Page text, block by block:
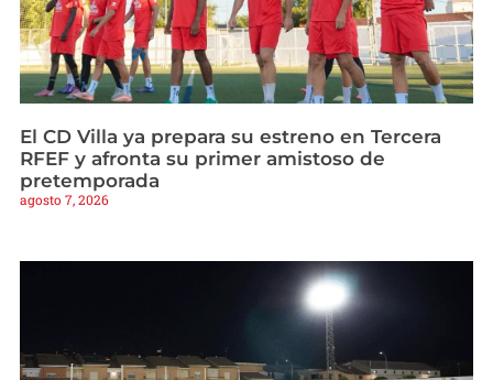
El CD Villa ya prepara su estreno en Tercera
RFEF y afronta su primer amistoso de
pretemporada
agosto 7, 2026